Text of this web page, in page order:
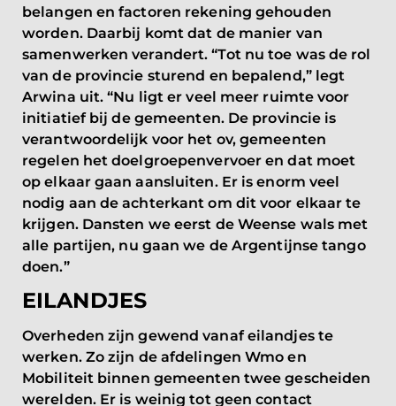
belangen en factoren rekening gehouden
worden. Daarbij komt dat de manier van
samenwerken verandert. “Tot nu toe was de rol
van de provincie sturend en bepalend,” legt
Arwina uit. “Nu ligt er veel meer ruimte voor
initiatief bij de gemeenten. De provincie is
verantwoordelijk voor het ov, gemeenten
regelen het doelgroepenvervoer en dat moet
op elkaar gaan aansluiten. Er is enorm veel
nodig aan de achterkant om dit voor elkaar te
krijgen. Dansten we eerst de Weense wals met
alle partijen, nu gaan we de Argentijnse tango
doen.”
EILANDJES
Overheden zijn gewend vanaf eilandjes te
werken. Zo zijn de afdelingen Wmo en
Mobiliteit binnen gemeenten twee gescheiden
werelden. Er is weinig tot geen contact